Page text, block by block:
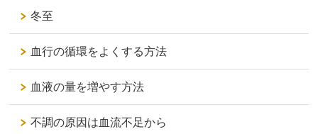
冬至
血行の循環をよくする方法
血液の量を増やす方法
不調の原因は血流不足から